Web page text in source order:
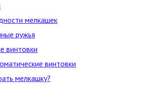
мелкашек
ружья
винтовки
винтовки
мелкашку?